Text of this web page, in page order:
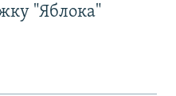
"Яблока"